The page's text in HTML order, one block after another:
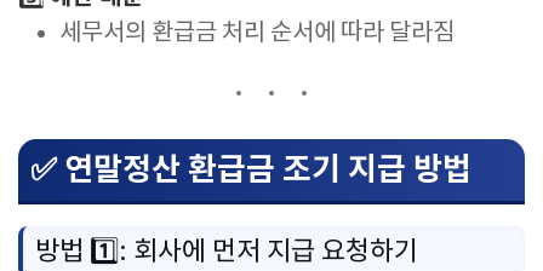
세무서의 환급금 처리 순서에 따라 달라짐
✅ 연말정산 환급금 조기 지급 방법
방법 1️⃣: 회사에 먼저 지급 요청하기